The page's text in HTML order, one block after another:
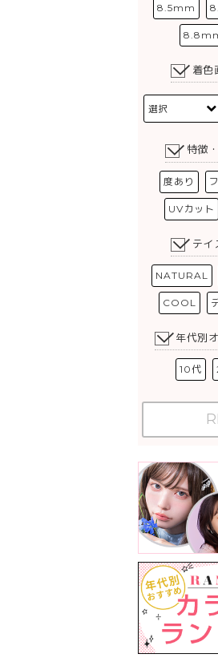
8.5mm
着色
特徴
度あり
UVカット
テイ
NATURAL
COOL
年代別
10代